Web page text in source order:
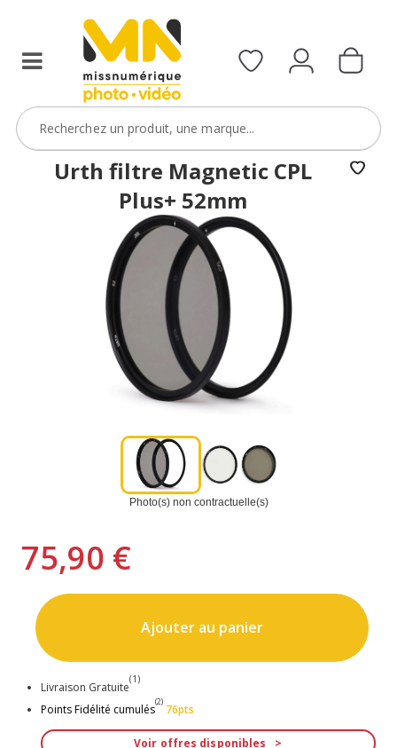
le
ObjectifFiltre5
VOIR L'OFFRE
Urth filtre Magnetic CPL
Plus+ 52mm
Photo(s) non contractuelle(s)
75,90 €
Ajouter au panier
Livraison Gratuite
(1)
Points Fidélité cumulés
(2)
76pts
Voir offres disponibles